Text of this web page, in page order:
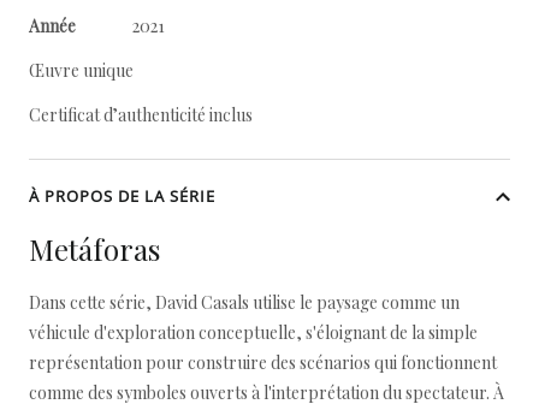
Année
2021
Œuvre unique
Certificat d’authenticité inclus
À PROPOS DE LA SÉRIE
Metáforas
Dans cette série, David Casals utilise le paysage comme un
véhicule d'exploration conceptuelle, s'éloignant de la simple
représentation pour construire des scénarios qui fonctionnent
comme des symboles ouverts à l'interprétation du spectateur. À